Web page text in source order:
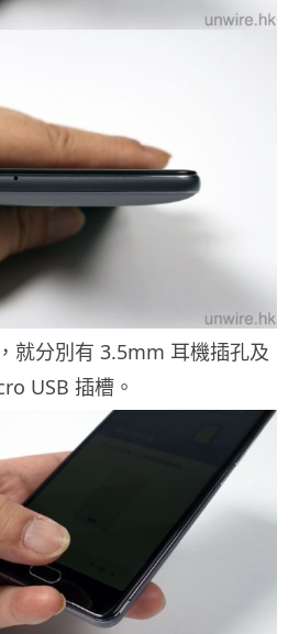
就分別有 3.5mm 耳機插孔及
USB 插槽。